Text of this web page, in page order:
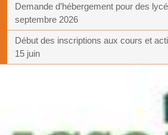
Demande d’hébergement pour des
septembre 2026
Début des inscriptions aux cours et
15 juin